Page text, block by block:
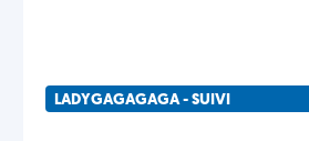
LADYGAGAGAGA - SUIVI